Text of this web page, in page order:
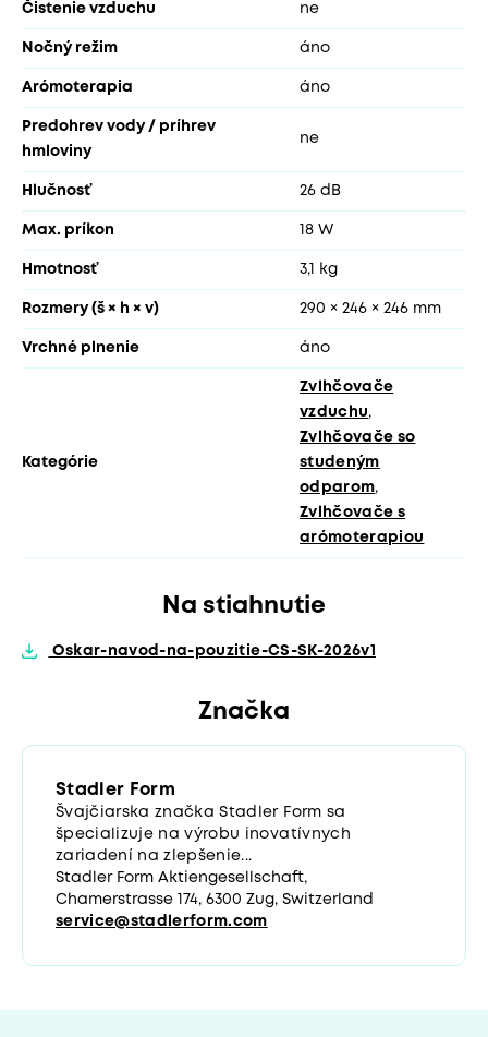
Čistenie vzduchu ne
Nočný režim áno
Arómoterapia áno
Predohrev vody / príhrev
hmloviny
ne
Hlučnosť 26 dB
Max. príkon 18 W
Hmotnosť 3,1 kg
Rozmery (š × h × v) 290 × 246 × 246 mm
Vrchné plnenie áno
Kategórie
Zvlhčovače
vzduchu,
Zvlhčovače so
studeným
odparom,
Zvlhčovače s
arómoterapiou
Na stiahnutie
Oskar-navod-na-pouzitie-CS-SK-2026v1
Značka
Stadler Form
Švajčiarska značka Stadler Form sa
špecializuje na výrobu inovatívnych
zariadení na zlepšenie...
Stadler Form Aktiengesellschaft,
Chamerstrasse 174, 6300 Zug, Switzerland
service@stadlerform.com